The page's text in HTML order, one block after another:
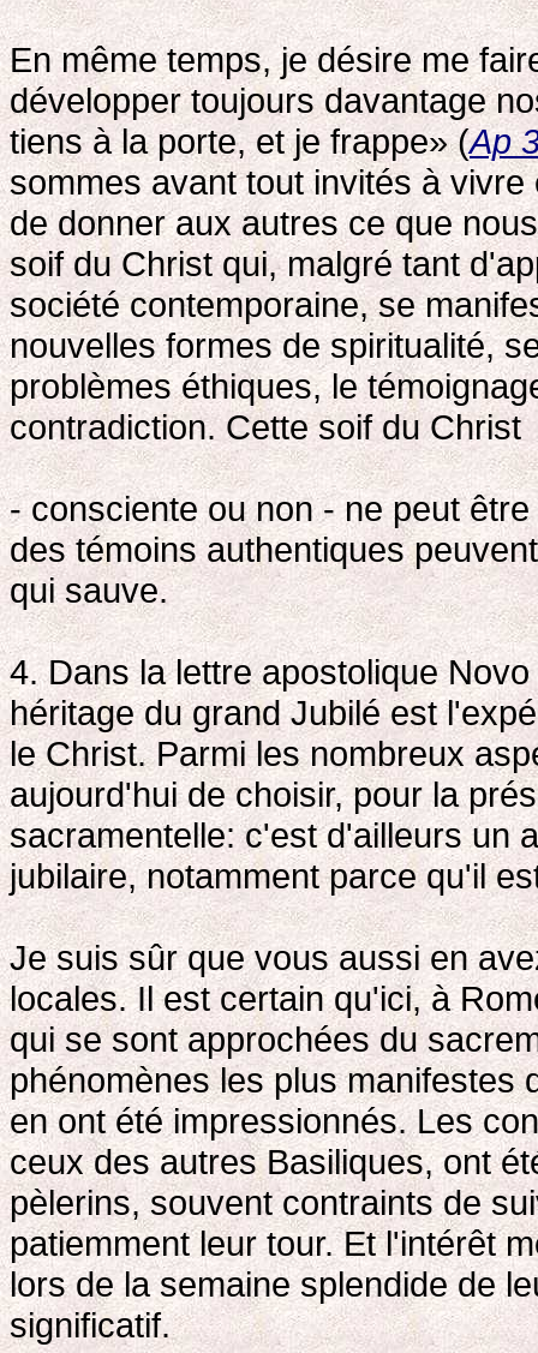
En même temps, je désire me
développer toujours davantage
tiens à la porte, et je frappe» (Ap
sommes avant tout invités à
de donner aux autres ce que
soif du Christ qui, malgré tant
société contemporaine, se
nouvelles formes de spiritualité,
problèmes éthiques, le
contradiction. Cette soif du Christ
- consciente ou non - ne peut
des témoins authentiques
qui sauve.
4. Dans la lettre apostolique
héritage du grand Jubilé est
le Christ. Parmi les nombreux
aujourd'hui de choisir, pour la
sacramentelle: c'est d'ailleurs un
jubilaire, notamment parce qu'il
Je suis sûr que vous aussi en
locales. Il est certain qu'ici, à
qui se sont approchées du
phénomènes les plus manifestes
en ont été impressionnés. Les
ceux des autres Basiliques, ont
pèlerins, souvent contraints de
patiemment leur tour. Et l'intérêt
lors de la semaine splendide de
significatif.